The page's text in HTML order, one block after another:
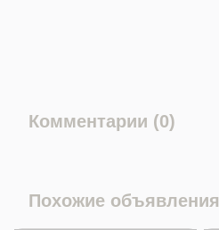
Комментарии (0)
Похожие объявления